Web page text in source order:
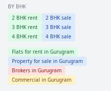
BY BHK
2 BHK rent 2 BHK sale
3 BHK rent 3 BHK sale
4 BHK rent 4 BHK sale
Flats for rent in Gurugram
Property for sale in Gurugram
Brokers in Gurugram
Commercial in Gurugram